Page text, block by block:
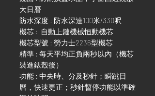
大日曆
防水深度 : 防水深達100米/330呎
機芯 : 自動上鏈機械恒動機芯
機芯型號 : 勞力士2236型機芯
精準 : 每天平均正負兩秒以內（機芯
裝進錶殼後）
功能 : 中央時、分及秒針；瞬跳日
曆，快速更正；秒針暫停功能以準確